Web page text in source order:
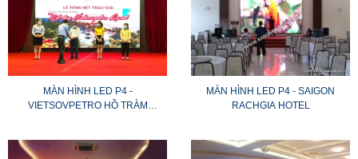
MÀN HÌNH LED P4 -
VIETSOVPETRO HỒ TRÀM
MÀN HÌNH LED P4 - SAIGON
RACHGIA HOTEL